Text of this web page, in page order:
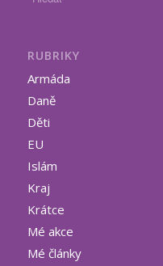
RUBRIKY
Armáda
Daně
Děti
EU
Islám
Kraj
Krátce
Mé akce
Mé články